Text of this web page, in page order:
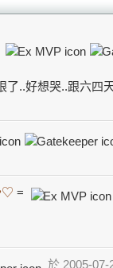
了..好想哭..跟六四
=
於 2005-07-